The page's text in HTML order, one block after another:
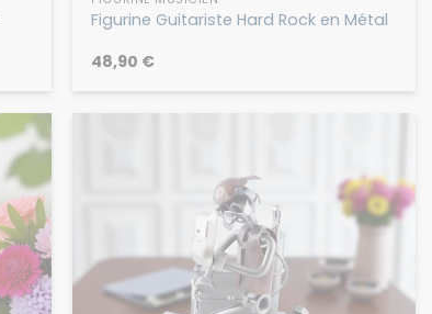
Figurine Guitariste Hard Rock en Métal
48,90 €